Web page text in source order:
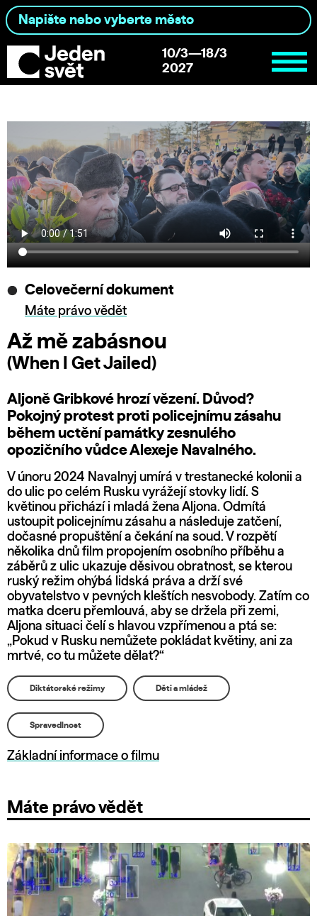
10/3—18/3
2027
Celovečerní dokument
Máte právo vědět
Až mě zabásnou
(When I Get Jailed)
Aljoně Gribkové hrozí vězení. Důvod?
Pokojný protest proti policejnímu zásahu
během uctění památky zesnulého
opozičního vůdce Alexeje Navalného.
V únoru 2024 Navalnyj umírá v trestanecké kolonii a
do ulic po celém Rusku vyrážejí stovky lidí. S
květinou přichází i mladá žena Aljona. Odmítá
ustoupit policejnímu zásahu a následuje zatčení,
dočasné propuštění a čekání na soud. V rozpětí
několika dnů film propojením osobního příběhu a
záběrů z ulic ukazuje děsivou obratnost, se kterou
ruský režim ohýbá lidská práva a drží své
obyvatelstvo v pevných kleštích nesvobody. Zatím co
matka dceru přemlouvá, aby se držela při zemi,
Aljona situaci čelí s hlavou vzpřímenou a ptá se:
„Pokud v Rusku nemůžete pokládat květiny, ani za
mrtvé, co tu můžete dělat?“
Diktátorské režimy Děti a mládež
Spravedlnost
Základní informace o filmu
Máte právo vědět